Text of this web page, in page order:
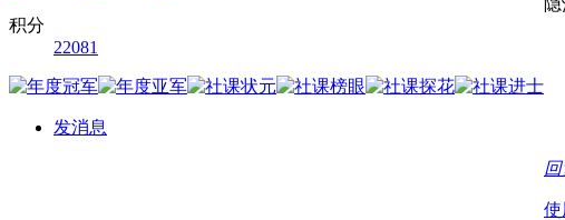
积分
22081
发消息
使